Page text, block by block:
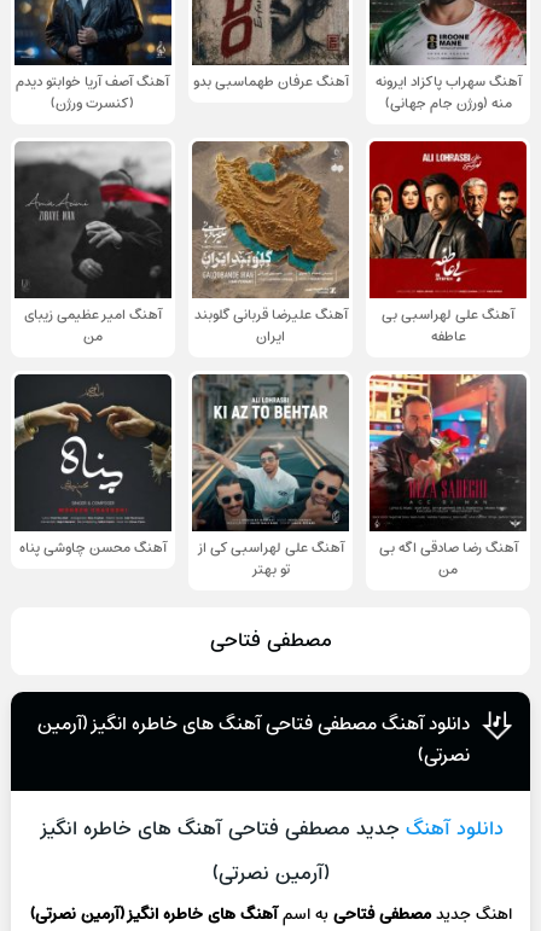
آهنگ سهراب پاکزاد ایرونه
منه (ورژن جام جهانی)
آهنگ عرفان طهماسبی بدو
آهنگ آصف آریا خوابتو دیدم
(کنسرت ورژن)
آهنگ علی لهراسبی بی
عاطفه
آهنگ علیرضا قربانی گلوبند
ایران
آهنگ امیر عظیمی زیبای
من
آهنگ رضا صادقی اگه بی
من
آهنگ علی لهراسبی کی از
تو ‌بهتر
آهنگ محسن چاوشی پناه
مصطفی فتاحی
دانلود آهنگ مصطفی فتاحی آهنگ های خاطره انگیز (آرمین
نصرتی)
دانلود آهنگ جدید مصطفی فتاحی آهنگ های خاطره انگیز
(آرمین نصرتی)
اهنگ جدیدمصطفی فتاحیبه اسمآهنگ های خاطره انگیز (آرمین نصرتی)